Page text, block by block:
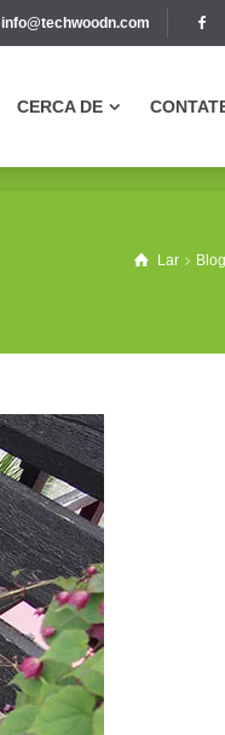
info@techwoodn.com
CERCA DE
CERCA DE
Lar